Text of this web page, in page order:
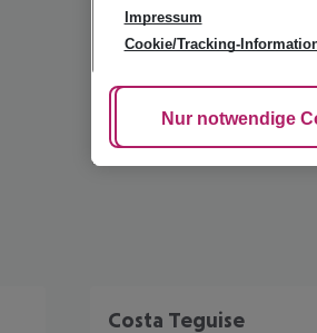
Costa Teguise
Impressum
Cookie/Tracking-
Cookie anpassen
Nur notwendige